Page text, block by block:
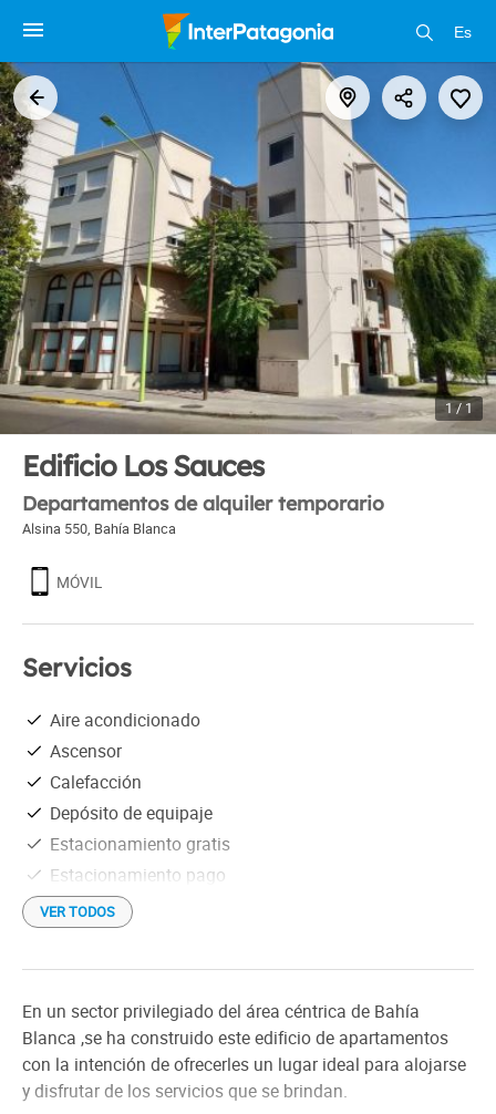
Es
1 / 1
Edificio Los Sauces
Departamentos de alquiler temporario
Alsina 550, Bahía Blanca
MÓVIL
Servicios
Aire acondicionado
Ascensor
Calefacción
Depósito de equipaje
Estacionamiento gratis
Estacionamiento pago
Secador de cabello
Tarjetas de crédito
Wi-Fi gratis
Check in: 12:00 h
Check out: 10:30 h
VER TODOS
En un sector privilegiado del área céntrica de Bahía
Blanca ,se ha construido este edificio de apartamentos
con la intención de ofrecerles un lugar ideal para alojarse
y disfrutar de los servicios que se brindan.